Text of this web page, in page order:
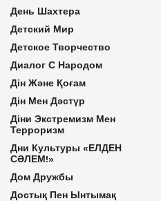
День Шахтера
Детский Мир
Детское Творчество
Диалог С Народом
Дін Және Қоғам
Дін Мен Дәстүр
Діни Экстремизм Мен
Терроризм
Дни Культуры «ЕЛДЕН
СӘЛЕМ!»
Дом Дружбы
Достық Пен Ынтымақ